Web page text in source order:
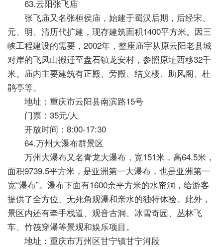
63.云阳张飞庙
张飞庙又名张桓侯庙，始建于蜀汉后期，后经宋、
元、明、清历代扩建，现存建筑面积1400平方米。因三
峡工程建设的需要，2002年，整座庙宇从原云阳老县城
对岸的飞凤山搬迁至盘石镇龙安村，参照原址西移32千
米。庙内主要建筑有正殿、旁殿、结义楼、助风阁、杜
鹃亭等。
地址：重庆市云阳县南滨路15号
门票：35元/人
开放时间：8:00-17:30
64.万州大瀑布群景区
万州大瀑布又名青龙大瀑布，宽151米，高64.5米，
面积9739.5平方米，是亚洲第一大瀑布，也是亚洲第一
宽“瀑布”。瀑布下面有1600余平方米的水帘洞，给游客
提供了全方位、无死角观瀑和亲水的独特体验。此外，
景区内还有牵手栈道、观音古洞、冰雪奇园、丛林飞
车、竹筏穿瀑等景观和娱乐项目。
地址：重庆市万州区甘宁镇甘宁河段